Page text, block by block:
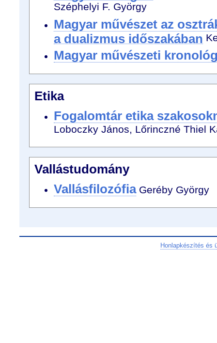
Széphelyi F. György
Magyar művészet az
a dualizmus időszakában
Magyar művészeti
Etika
Fogalomtár etika
Loboczky János, Lőrinczné Thiel
Vallástudomány
VallásfilozófiaGeréby György
Honlapkészítés és